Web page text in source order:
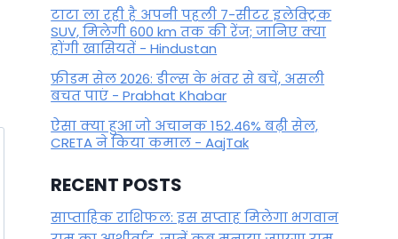
टाटा ला रही है अपनी पहली 7-सीटर इलेक्ट्रिक
SUV, मिलेगी 600 km तक की रेंज; जानिए क्या
होंगी खासियतें - Hindustan
फ्रीडम सेल 2026: डील्स के भंवर से बचें, असली
बचत पाएं - Prabhat Khabar
ऐसा क्या हुआ जो अचानक 152.46% बढ़ी सेल,
CRETA ने किया कमाल - AajTak
RECENT POSTS
साप्ताहिक राशिफल: इस सप्ताह मिलेगा भगवान